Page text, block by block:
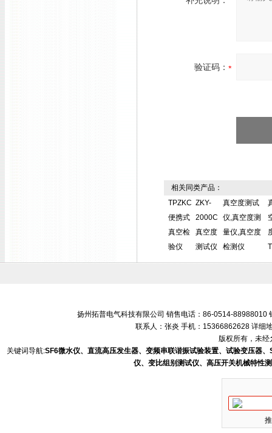
验证码：
相关同类产品：
TPZKC
便携式
真空检
验仪
ZKY-
2000C
真空度
测试仪
真空度测试
仪,真空度测
量仪,真空度
检测仪
扬州拓普电气科技有限公司 销售电话：86-0514-88988010
联系人：张炎 手机：15366862628 详细
版权所有，未
关键词导航:SF6微水仪、直流高压发生器、变频串联谐振试验装置、试验变压器
仪、变比组别测试仪、高压开关机械特性